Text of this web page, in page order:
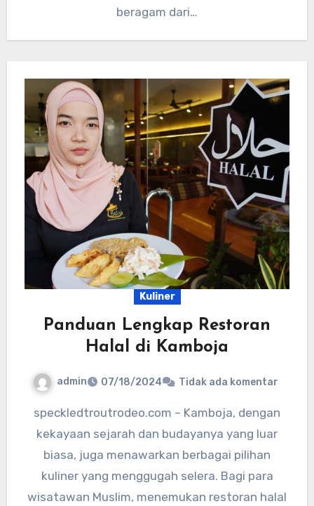
beragam dari…
Kuliner
Panduan Lengkap Restoran
Halal di Kamboja
admin 07/18/2024 Tidak ada komentar
speckledtroutrodeo.com – Kamboja, dengan
kekayaan sejarah dan budayanya yang luar
biasa, juga menawarkan berbagai pilihan
kuliner yang menggugah selera. Bagi para
wisatawan Muslim, menemukan restoran halal